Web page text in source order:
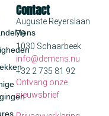
Contact
Auguste Reyerslaan
70
1030 Schaarbeek
info@demens.nu
+32 2 735 81 92
Ontvang onze
nieuwsbrief